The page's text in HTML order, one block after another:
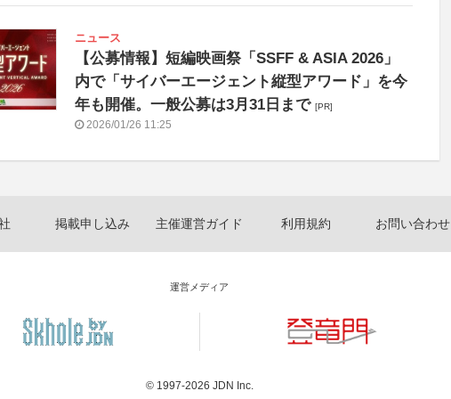
ニュース
【公募情報】短編映画祭「SSFF & ASIA 2026」
内で「サイバーエージェント縦型アワード」を今
年も開催。一般公募は3月31日まで [PR]
2026/01/26 11:25
掲載申し込み 主催運営ガイド 利用規約 お問い合わせ
運営メディア
© 1997-2026 JDN Inc.